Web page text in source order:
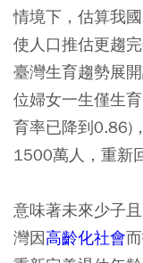
情境下，估算我
使人口推估更趨
臺灣生育趨勢展
位婦女一生僅生
育率已降到0.86)
1500萬人，重新
意味著未來少子
灣因高齡化社會